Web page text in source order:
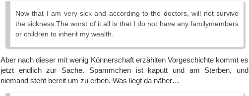
Now that I am very sick and according to the doctors, will not survive
the sickness.The worst of it all is that I do not have any familymembers
or children to inherit my wealth.
Aber nach dieser mit wenig Könnerschaft erzählten Vorgeschichte kommt es
jetzt endlich zur Sache. Spammchen ist kaputt und am Sterben, und
niemand steht bereit um zu erben. Was liegt da näher…